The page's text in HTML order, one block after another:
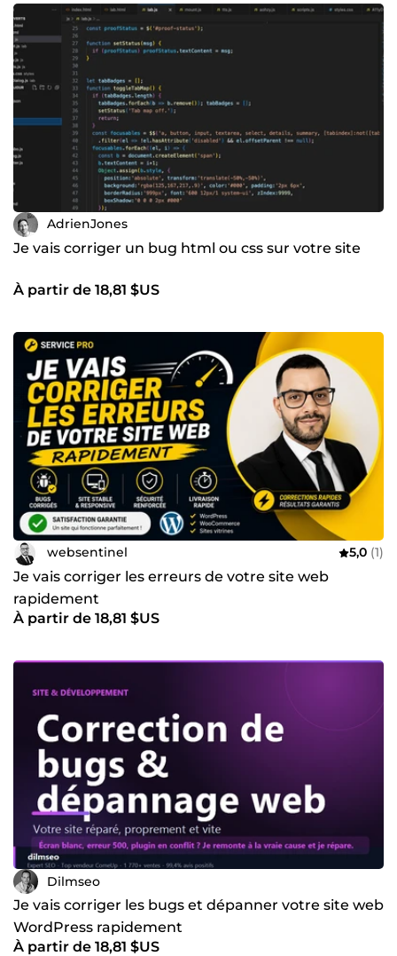
AdrienJones
Je vais corriger un bug html ou css sur votre site
À partir de 18,81 $US
websentinel 5,0 (1)
Je vais corriger les erreurs de votre site web
rapidement
À partir de 18,81 $US
Dilmseo
Je vais corriger les bugs et dépanner votre site web
WordPress rapidement
À partir de 18,81 $US